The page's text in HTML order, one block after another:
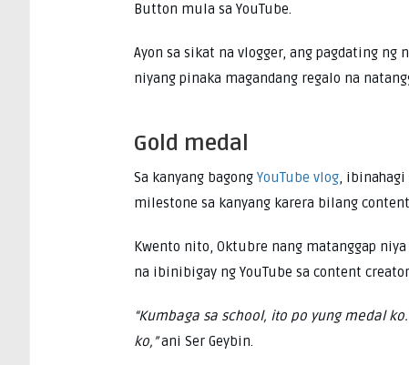
Button mula sa YouTube.
Ayon sa sikat na vlogger, ang pagdating
niyang pinaka magandang regalo na
Gold medal
Sa kanyang bagong YouTube vlog, ibinahagi
milestone sa kanyang karera bilang
Kwento nito, Oktubre nang matanggap
na ibinibigay ng YouTube sa content
“Kumbaga sa school, ito po yung medal
ko,”ani Ser Geybin.